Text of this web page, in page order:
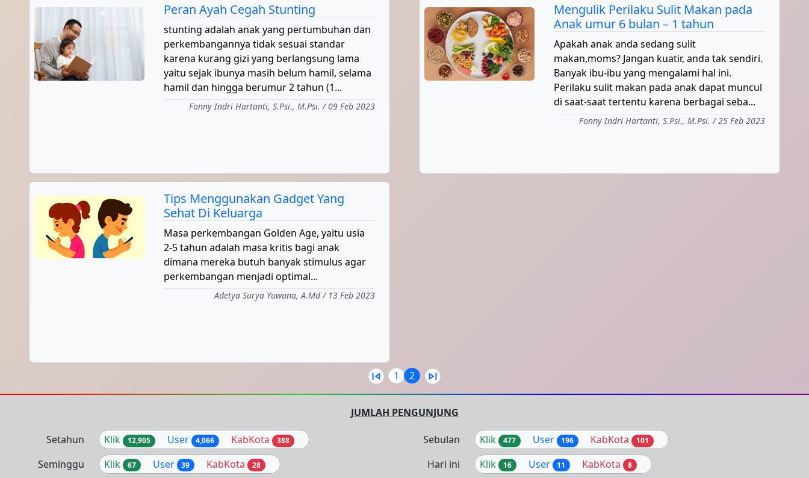
Peran Ayah Cegah Stunting
stunting adalah anak yang pertumbuhan dan
perkembangannya tidak sesuai standar
karena kurang gizi yang berlangsung lama
yaitu sejak ibunya masih belum hamil, selama
hamil dan hingga berumur 2 tahun (1...
Fonny Indri Hartanti, S.Psi., M.Psi. / 09 Feb 2023
Mengulik Perilaku Sulit Makan pada
Anak umur 6 bulan – 1 tahun
Apakah anak anda sedang sulit
makan,moms? Jangan kuatir, anda tak sendiri.
Banyak ibu-ibu yang mengalami hal ini.
Perilaku sulit makan pada anak dapat muncul
di saat-saat tertentu karena berbagai seba...
Fonny Indri Hartanti, S.Psi., M.Psi. / 25 Feb 2023
Tips Menggunakan Gadget Yang
Sehat Di Keluarga
Masa perkembangan Golden Age, yaitu usia
2-5 tahun adalah masa kritis bagi anak
dimana mereka butuh banyak stimulus agar
perkembangan menjadi optimal...
Adetya Surya Yuwana, A.Md / 13 Feb 2023
skip_previous 1 2 skip_next
JUMLAH PENGUNJUNG
Setahun Klik 12,905 User 4,066 KabKota 388 Sebulan Klik 477 User 196 KabKota 101
Seminggu Klik 67 User 39 KabKota 28 Hari ini Klik 16 User 11 KabKota 8